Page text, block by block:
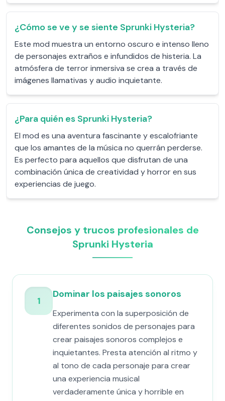
¿Cómo se ve y se siente Sprunki Hysteria?
Este mod muestra un entorno oscuro e intenso lleno
de personajes extraños e infundidos de histeria. La
atmósfera de terror inmersiva se crea a través de
imágenes llamativas y audio inquietante.
¿Para quién es Sprunki Hysteria?
El mod es una aventura fascinante y escalofriante
que los amantes de la música no querrán perderse.
Es perfecto para aquellos que disfrutan de una
combinación única de creatividad y horror en sus
experiencias de juego.
Consejos y trucos profesionales de
Sprunki Hysteria
1
Dominar los paisajes sonoros
Experimenta con la superposición de
diferentes sonidos de personajes para
crear paisajes sonoros complejos e
inquietantes. Presta atención al ritmo y
al tono de cada personaje para crear
una experiencia musical
verdaderamente única y horrible en